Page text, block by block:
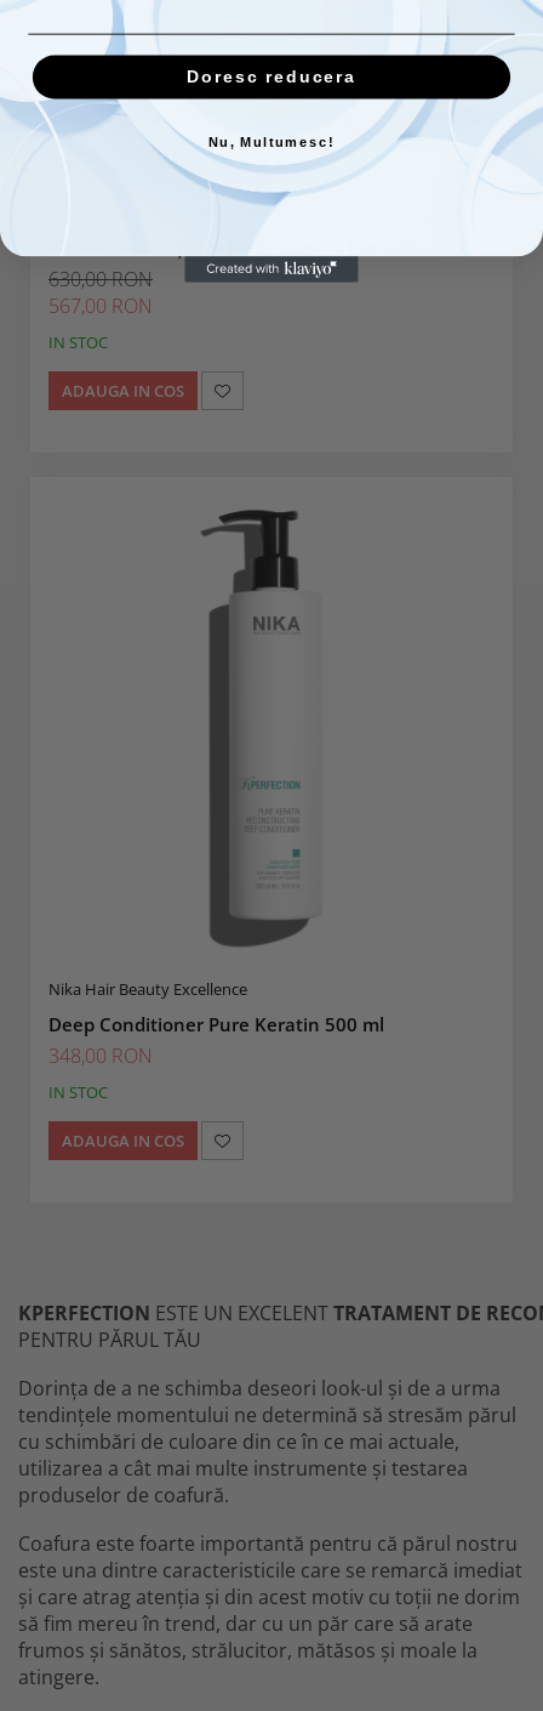
630,00 RON
567,00 RON
IN STOC
ADAUGA IN COS
Nika Hair Beauty Excellence
Deep Conditioner Pure Keratin 500 ml
348,00 RON
IN STOC
ADAUGA IN COS
KPERFECTION ESTE UN EXCELENTTRATAMENT DE
PENTRU PĂRUL TĂU
Dorința de a ne schimba deseori look-ul și de a urma
tendințele momentului ne determină să stresăm părul
cu schimbări de culoare din ce în ce mai actuale,
utilizarea a cât mai multe instrumente și testarea
produselor de coafură.
Coafura este foarte importantă pentru că părul nostru
este una dintre caracteristicile care se remarcă imediat
și care atrag atenția și din acest motiv cu toții ne dorim
să fim mereu în trend, dar cu un păr care să arate
frumos și sănătos, strălucitor, mătăsos și moale la
atingere.
Doresc reducera
Nu, Multumesc!